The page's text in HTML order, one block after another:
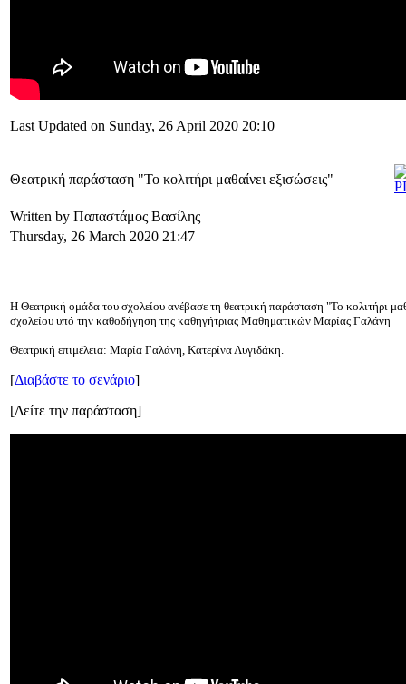
Last Updated on Sunday, 26 April 2020 20:10
Θεατρική παράσταση "Το κολιτήρι μαθαίνει εξισώσεις"
Written by Παπαστάμος Βασίλης
Thursday, 26 March 2020 21:47
Η Θεατρική ομάδα του σχολείου ανέβασε τη θεατρική παράσταση "Το κολιτήρι
σχολείου υπό την καθοδήγηση της καθηγήτριας Μαθηματικών Μαρίας Γαλάνη
Θεατρική επιμέλεια: Μαρία Γαλάνη, Κατερίνα Λυγιδάκη.
[Διαβάστε το σενάριο]
[Δείτε την παράσταση]